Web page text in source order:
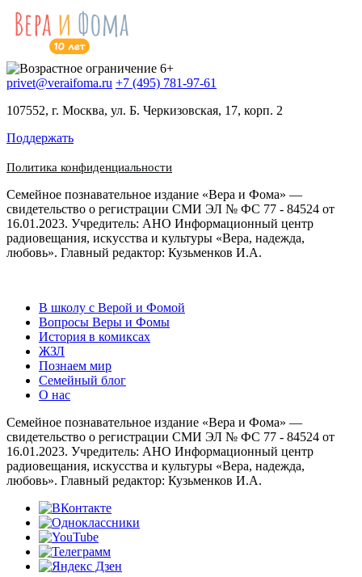
privet@veraifoma.ru +7 (495) 781-97-61
107552, г. Москва, ул. Б. Черкизовская, 17, корп. 2
Поддержать
Политика конфиденциальности
Семейное познавательное издание «Вера и Фома» —
свидетельство о регистрации СМИ ЭЛ № ФС 77 - 84524 от
16.01.2023. Учредитель: АНО Информационный центр
радиовещания, искусства и культуры «Вера, надежда,
любовь». Главный редактор: Кузьменков И.А.
В школу с Верой и Фомой
Вопросы Веры и Фомы
История в комиксах
ЖЗЛ
Познаем мир
Семейный блог
О нас
Семейное познавательное издание «Вера и Фома» —
свидетельство о регистрации СМИ ЭЛ № ФС 77 - 84524 от
16.01.2023. Учредитель: АНО Информационный центр
радиовещания, искусства и культуры «Вера, надежда,
любовь». Главный редактор: Кузьменков И.А.